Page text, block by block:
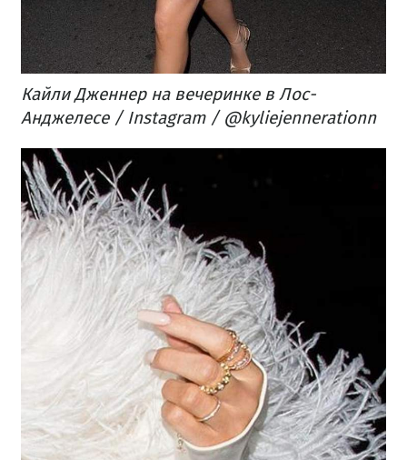
Кайли Дженнер на вечеринке в Лос-
Анджелесе / Instagram / @kyliejennerationn